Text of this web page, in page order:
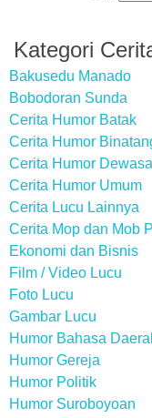
Kategori
Bakusedu Manado
Bobodoran Sunda
Cerita Humor Batak
Cerita Humor
Cerita Humor Dewasa
Cerita Humor Umum
Cerita Lucu Lainnya
Cerita Mop dan Mob
Ekonomi dan Bisnis
Film / Video Lucu
Foto Lucu
Gambar Lucu
Humor Bahasa
Humor Gereja
Humor Politik
Humor Suroboyoan